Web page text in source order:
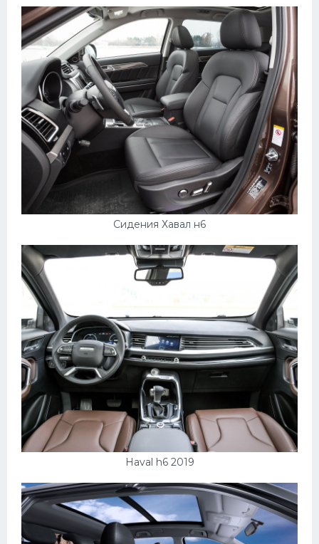
Сидения Хавал н6
Haval h6 2019